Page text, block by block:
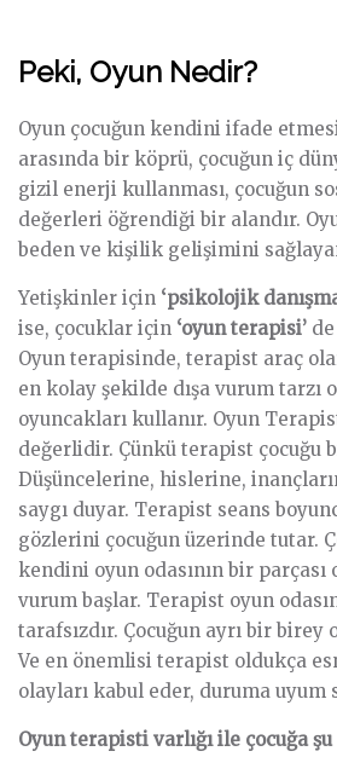
Peki, Oyun Nedir?
Oyun çocuğun kendini ifade
arasında bir köprü, çocuğun iç
gizil enerji kullanması, çocuğun
değerleri öğrendiği bir alandır.
beden ve kişilik gelişimini
Yetişkinler için ‘psikolojik
ise, çocuklar için ‘oyun terapisi’
Oyun terapisinde, terapist araç
en kolay şekilde dışa vurum tarzı
oyuncakları kullanır. Oyun
değerlidir. Çünkü terapist çocuğu
Düşüncelerine, hislerine,
saygı duyar. Terapist seans
gözlerini çocuğun üzerinde tutar.
kendini oyun odasının bir parçası
vurum başlar. Terapist oyun
tarafsızdır. Çocuğun ayrı bir birey
Ve en önemlisi terapist oldukça
olayları kabul eder, duruma uyum
Oyun terapisti varlığı ile çocuğa